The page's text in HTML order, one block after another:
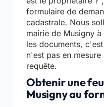
formulaire de
cadastrale. Nous
mairie de Musigny
les documents,
n'est pas en
requête.
Obtenir une
Musigny au